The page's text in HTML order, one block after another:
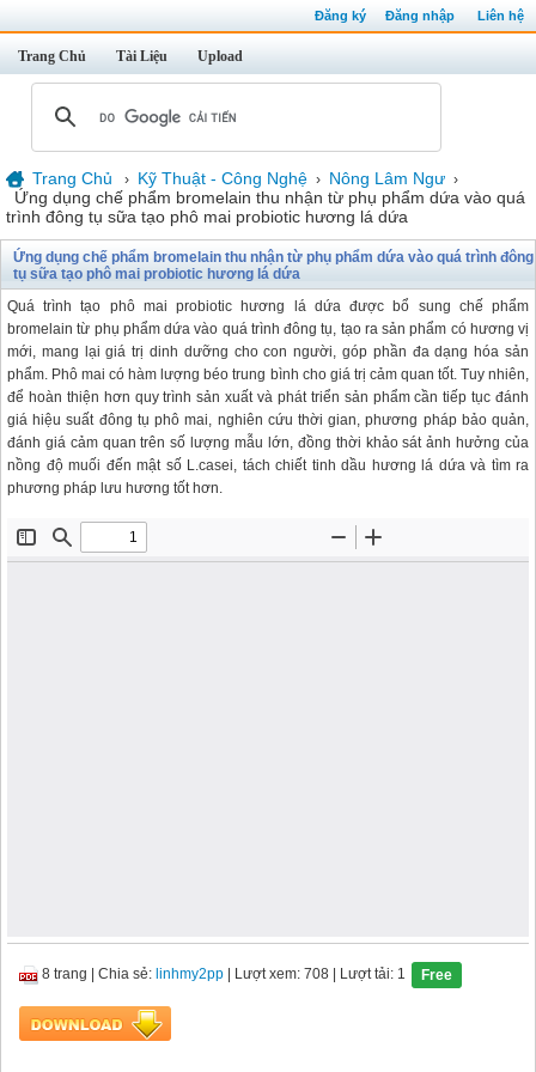
Đăng ký Đăng nhập Liên hệ
Trang Chủ Tài Liệu Upload
Trang Chủ › Kỹ Thuật - Công Nghệ › Nông Lâm Ngư ›
Ứng dụng chế phẩm bromelain thu nhận từ phụ phẩm dứa vào quá
trình đông tụ sữa tạo phô mai probiotic hương lá dứa
Ứng dụng chế phẩm bromelain thu nhận từ phụ phẩm dứa vào quá trình đông
tụ sữa tạo phô mai probiotic hương lá dứa
Quá trình tạo phô mai probiotic hương lá dứa được bổ sung chế phẩm
bromelain từ phụ phẩm dứa vào quá trình đông tụ, tạo ra sản phẩm có hương vị
mới, mang lại giá trị dinh dưỡng cho con người, góp phần đa dạng hóa sản
phẩm. Phô mai có hàm lượng béo trung bình cho giá trị cảm quan tốt. Tuy nhiên,
để hoàn thiện hơn quy trình sản xuất và phát triển sản phẩm cần tiếp tục đánh
giá hiệu suất đông tụ phô mai, nghiên cứu thời gian, phương pháp bảo quản,
đánh giá cảm quan trên số lượng mẫu lớn, đồng thời khảo sát ảnh hưởng của
nồng độ muối đến mật số L.casei, tách chiết tinh dầu hương lá dứa và tìm ra
phương pháp lưu hương tốt hơn.
8 trang Chia sẻ: linhmy2pp | Lượt xem: 708 | Lượt tải: 1 Free